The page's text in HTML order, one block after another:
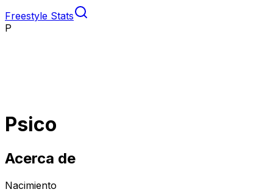
Freestyle Stats
P
Psico
Acerca de
Nacimiento